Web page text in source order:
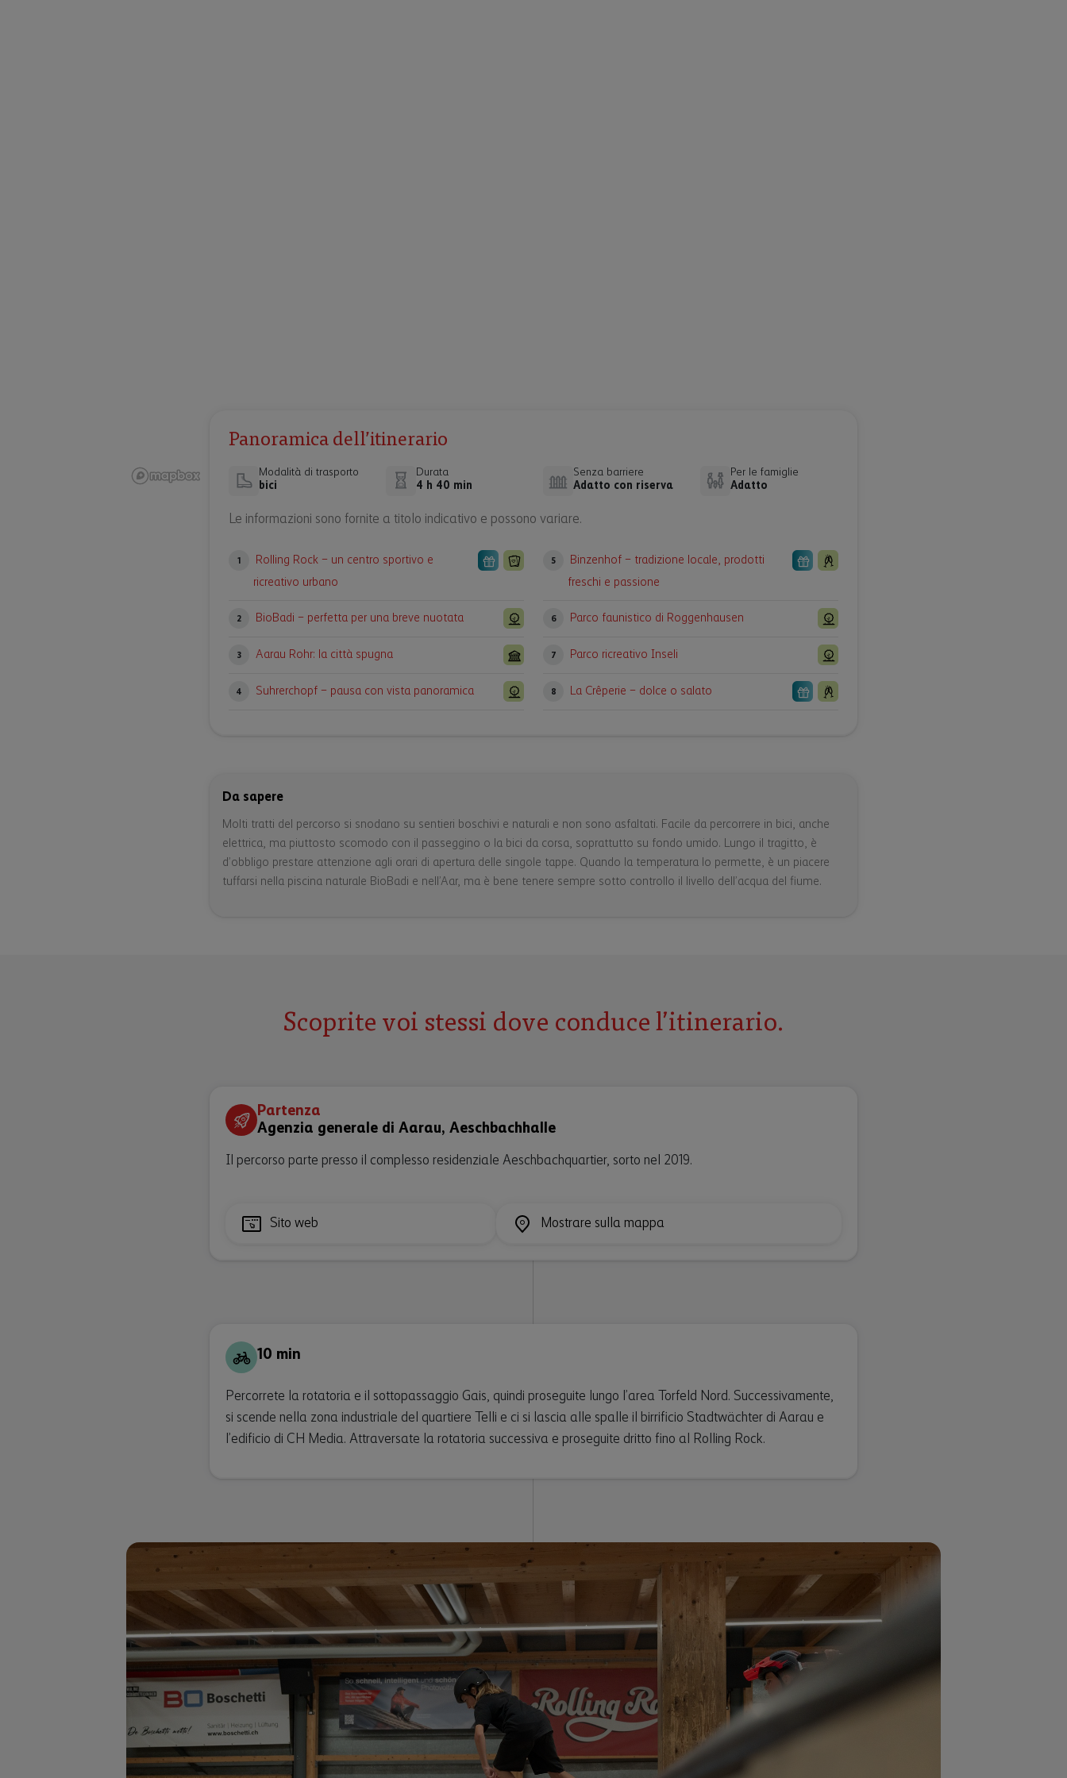
Panoramica dell’itinerario
Modalità di trasporto
bici
Durata
4 h 40 min
Senza barriere
Adatto con riserva
Per le famiglie
Adatto
Le informazioni sono fornite a titolo indicativo e possono variare.
1
Rolling Rock – un centro sportivo e
ricreativo urbano
2 BioBadi – perfetta per una breve nuotata
3 Aarau Rohr: la città spugna
4 Suhrerchopf – pausa con vista panoramica
5
Binzenhof – tradizione locale, prodotti
freschi e passione
6 Parco faunistico di Roggenhausen
7 Parco ricreativo Inseli
8 La Crêperie – dolce o salato
Da sapere
Molti tratti del percorso si snodano su sentieri boschivi e naturali e non sono asfaltati. Facile da percorrere in bici, anche
elettrica, ma piuttosto scomodo con il passeggino o la bici da corsa, soprattutto su fondo umido. Lungo il tragitto, è
d’obbligo prestare attenzione agli orari di apertura delle singole tappe. Quando la temperatura lo permette, è un piacere
tuffarsi nella piscina naturale BioBadi e nell’Aar, ma è bene tenere sempre sotto controllo il livello dell’acqua del fiume.
Scoprite voi stessi dove conduce l’itinerario.
Partenza
Agenzia generale di Aarau, Aeschbachhalle
Il percorso parte presso il complesso residenziale Aeschbachquartier, sorto nel 2019.
Sito web Mostrare sulla mappa
10 min
Percorrete la rotatoria e il sottopassaggio Gais, quindi proseguite lungo l’area Torfeld Nord. Successivamente,
si scende nella zona industriale del quartiere Telli e ci si lascia alle spalle il birrificio Stadtwächter di Aarau e
l’edificio di CH Media. Attraversate la rotatoria successiva e proseguite dritto fino al Rolling Rock.